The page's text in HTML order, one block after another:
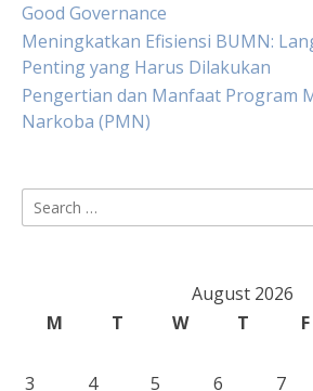
Good Governance
Meningkatkan Efisiensi BUMN:
Penting yang Harus Dilakukan
Pengertian dan Manfaat Program
Narkoba (PMN)
Search
for:
August 2026
M
T W T F
3
4 5 6 7